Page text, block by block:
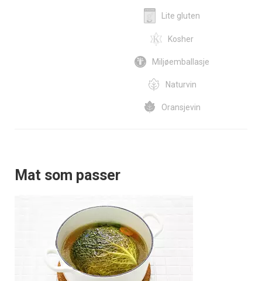
Lite gluten
Kosher
Miljøemballasje
Naturvin
Oransjevin
Mat som passer